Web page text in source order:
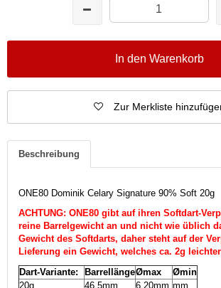
In den Warenkorb
Zur Merkliste
Beschreibung
ONE80 Dominik Celary Signature 90% Soft 20g
ACHTUNG: ONE80 gibt auf ihren Softdart-
reine Barrelgewicht an und nicht wie üblich
Gewicht des Softdarts, daher steht auf der
Lieferung ein Gewicht, welches ca. 2g
Dart-Variante:
BarrellängeØmax
Ømin
20g
46,5mm 6,20mm mm